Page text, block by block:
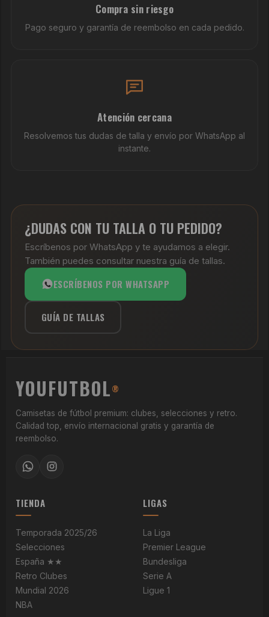
Compra sin riesgo
Pago seguro y garantía de reembolso en cada pedido.
Atención cercana
Resolvemos tus dudas de talla y envío por WhatsApp al
instante.
¿DUDAS CON TU TALLA O TU PEDIDO?
Escríbenos por WhatsApp y te ayudamos a elegir.
También puedes consultar nuestra guía de tallas.
ESCRÍBENOS POR WHATSAPP
GUÍA DE TALLAS
YOUFUTBOL ®
Camisetas de fútbol premium: clubes, selecciones y retro.
Calidad top, envío internacional gratis y garantía de
reembolso.
TIENDA
Temporada 2025/26
Selecciones
España ★★
Retro Clubes
Mundial 2026
NBA
LIGAS
La Liga
Premier League
Bundesliga
Serie A
Ligue 1